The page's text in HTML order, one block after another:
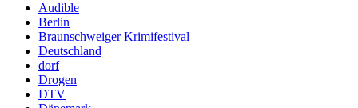
Audible
Berlin
Braunschweiger Krimifestival
Deutschland
dorf
Drogen
DTV